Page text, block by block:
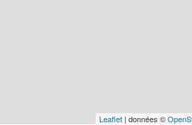
Leaflet | données ©